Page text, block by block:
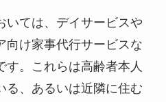
いては、デイサービスや
向け家事代行サービスな
す。これらは高齢者本人
る、あるいは近隣に住む